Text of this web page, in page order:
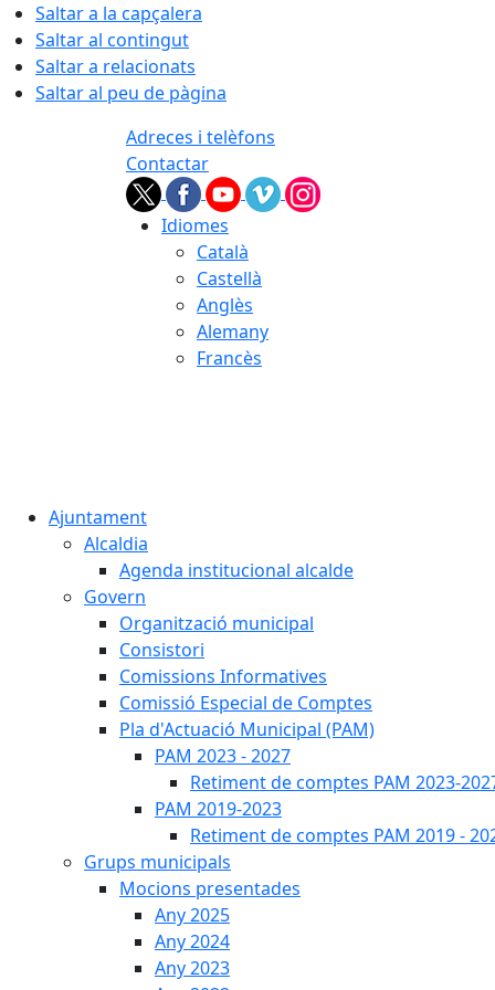
Saltar a la capçalera
Saltar al contingut
Saltar a relacionats
Saltar al peu de pàgina
Adreces i telèfons
Contactar
Idiomes
Català
Castellà
Anglès
Alemany
Francès
Ajuntament
Alcaldia
Agenda institucional alcalde
Govern
Organització municipal
Consistori
Comissions Informatives
Comissió Especial de Comptes
Pla d'Actuació Municipal (PAM)
PAM 2023 - 2027
Retiment de comptes PAM 2023-
PAM 2019-2023
Retiment de comptes PAM 2019 -
Grups municipals
Mocions presentades
Any 2025
Any 2024
Any 2023